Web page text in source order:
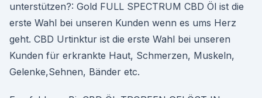
unterstützen?: Gold FULL SPECTRUM CBD Öl ist die
erste Wahl bei unseren Kunden wenn es ums Herz
geht. CBD Urtinktur ist die erste Wahl bei unseren
Kunden für erkrankte Haut, Schmerzen, Muskeln,
Gelenke,Sehnen, Bänder etc.